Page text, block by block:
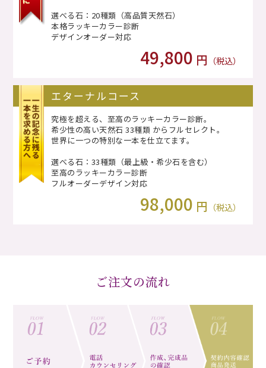
選べる石：20種類（高品質天然石）
本格ラッキーカラー診断
デザインオーダー対応
49,800 円 （税込）
エターナルコース
究極を超える、至高のラッキーカラー診断。
希少性の高い天然石 33種類 からフルセレクト。
世界に一つの特別な一本を仕立てます。
選べる石：33種類（最上級・希少石を含む）
至高のラッキーカラー診断
フルオーダーデザイン対応
98,000 円 （税込）
ご注文の流れ